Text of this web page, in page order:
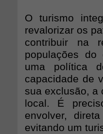
O turismo
revalorizar os
contribuir na
populações do
uma política
capacidade de
sua exclusão, a
local. É
envolver,
evitando um